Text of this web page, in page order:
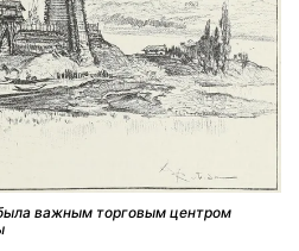
важным торговым центром